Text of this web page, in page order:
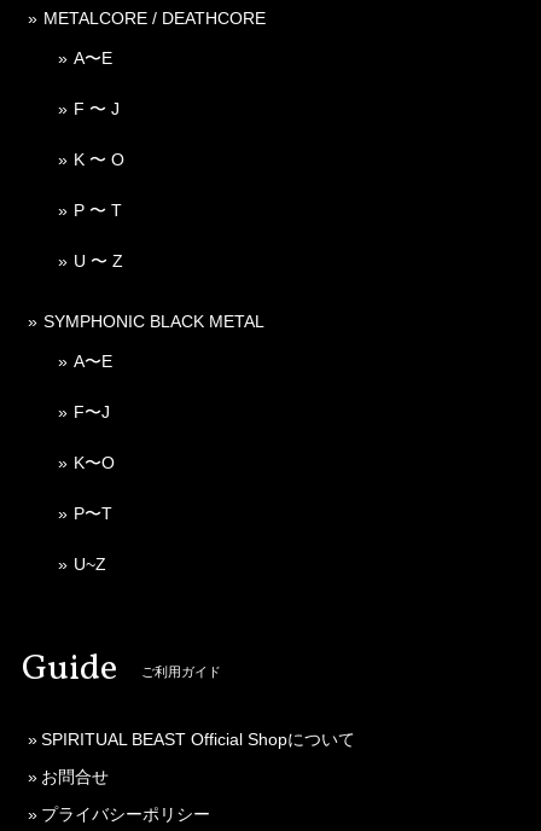
METALCORE / DEATHCORE
A〜E
F 〜 J
K 〜 O
P 〜 T
U 〜 Z
SYMPHONIC BLACK METAL
A〜E
F〜J
K〜O
P〜T
U~Z
Guide ご利用ガイド
SPIRITUAL BEAST Official Shopについて
お問合せ
プライバシーポリシー